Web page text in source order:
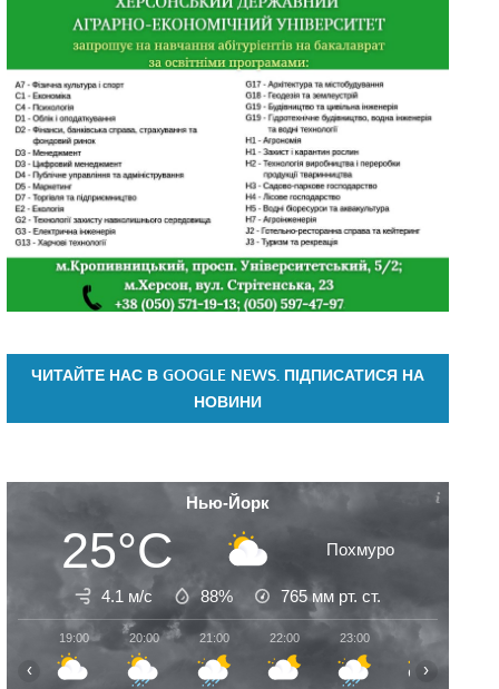
ЧИТАЙТЕ НАС В GOOGLE NEWS. ПІДПИСАТИСЯ НА
НОВИНИ
Нью-Йорк
25°C Похмуро
4.1 м/с 88% 765мм рт. ст.
19:00 20:00 21:00 22:00 23:00
‹ ›